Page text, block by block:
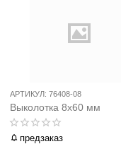
АРТИКУЛ: 76408-08
Выколотка 8х60 мм
предзаказ